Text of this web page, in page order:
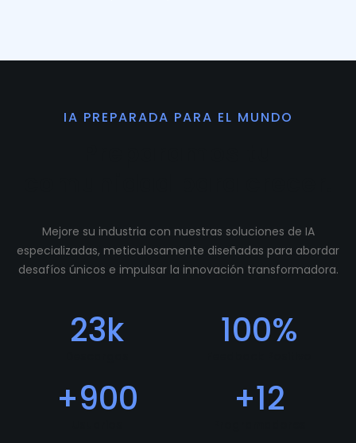
IA PREPARADA PARA EL MUNDO
Mejore su industria con nuestras soluciones de IA
especializadas, meticulosamente diseñadas para abordar
desafíos únicos e impulsar la innovación transformadora.
23k 100%
+900 +12